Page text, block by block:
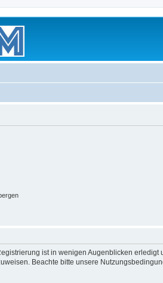
ist in wenigen Augenblicken
Beachte bitte unsere